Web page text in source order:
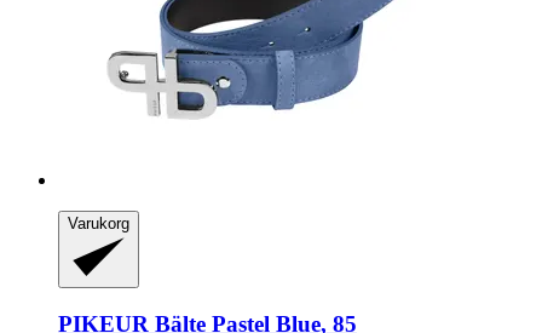
Varukorg
PIKEUR Bälte Pastel Blue, 85